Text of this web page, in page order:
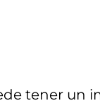
tener un